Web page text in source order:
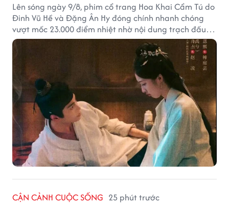
Lên sóng ngày 9/8, phim cổ trang Hoa Khai Cẩm Tú do
Đinh Vũ Hề và Đặng Ân Hy đóng chính nhanh chóng
vượt mốc 23.000 điểm nhiệt nhờ nội dung trạch đấu
cuốn hút.
CẬN CẢNH CUỘC SỐNG 25 phút trước